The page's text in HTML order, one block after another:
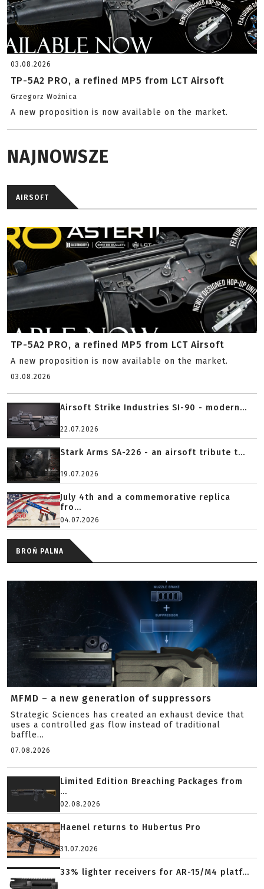
03.08.2026
TP-5A2 PRO, a refined MP5 from LCT Airsoft
Grzegorz Woźnica
A new proposition is now available on the market.
NAJNOWSZE
AIRSOFT
TP-5A2 PRO, a refined MP5 from LCT Airsoft
A new proposition is now available on the market.
03.08.2026
Airsoft Strike Industries SI-90 - modern...
22.07.2026
Stark Arms SA-226 - an airsoft tribute t...
19.07.2026
July 4th and a commemorative replica
fro...
04.07.2026
BROŃ PALNA
MFMD – a new generation of suppressors
Strategic Sciences has created an exhaust device that
uses a controlled gas flow instead of traditional
baffle...
07.08.2026
Limited Edition Breaching Packages from
...
02.08.2026
Haenel returns to Hubertus Pro
31.07.2026
33% lighter receivers for AR-15/M4 platf...